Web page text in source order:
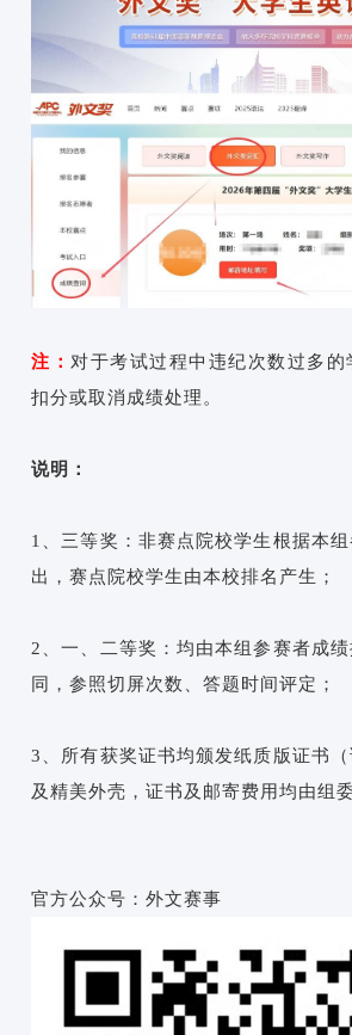
注：对于考试过程中违纪次数过多的
扣分或取消成绩处理。
说明：
1、三等奖：非赛点院校学生根据本
出，赛点院校学生由本校排名产生；
2、一、二等奖：均由本组参赛者成
同，参照切屏次数、答题时间评定；
3、所有获奖证书均颁发纸质版证书
及精美外壳，证书及邮寄费用均由组
官方公众号：外文赛事